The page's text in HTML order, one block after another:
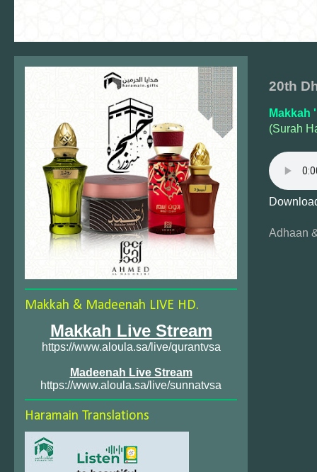
20th
Makkah
(Surah
Adhaan
Makkah & Madeenah LIVE HD.
Makkah Live Stream
https://www.aloula.sa/live/qurantvsa
Madeenah Live Stream
https://www.aloula.sa/live/sunnatvsa
Haramain Translations